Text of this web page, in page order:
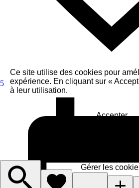
5
Ce site utilise des cookies pour
expérience. En cliquant sur «
à leur utilisation.
Accepter
Gérer les